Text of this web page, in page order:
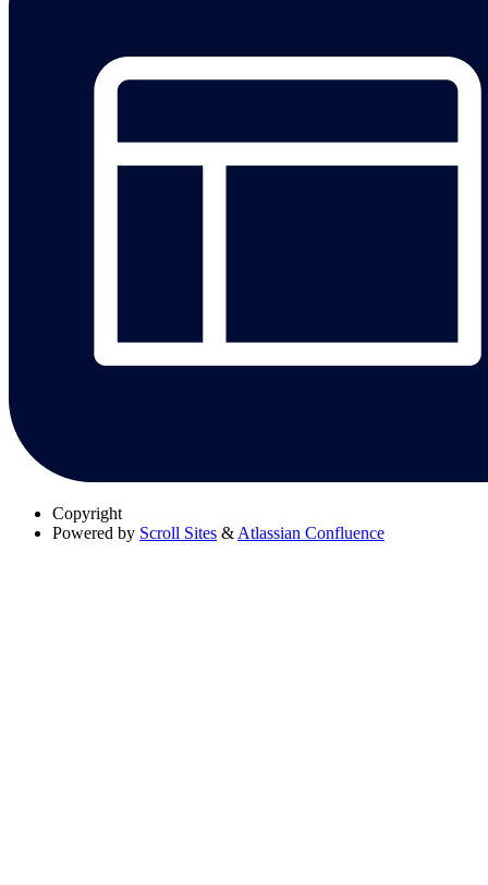
Copyright
Powered by Scroll Sites & Atlassian Confluence